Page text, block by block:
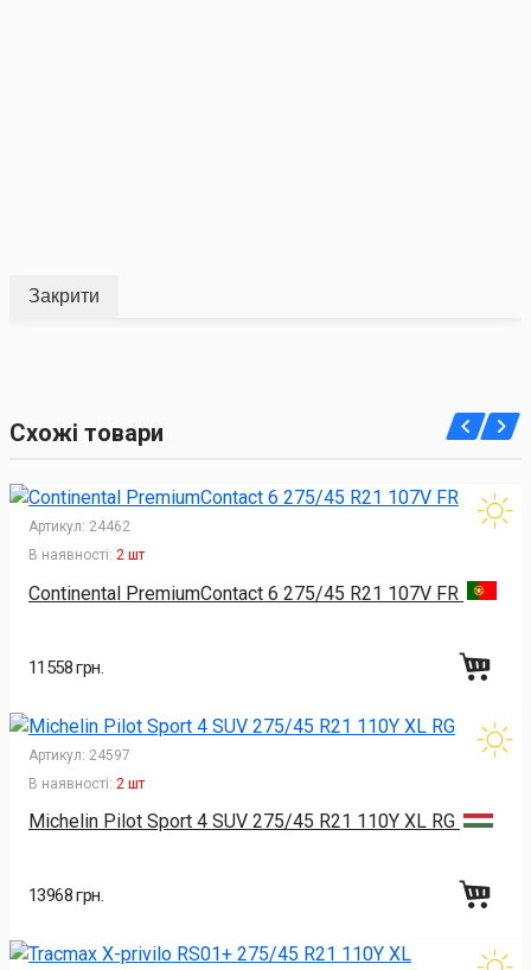
Закрити
Схожі товари
Артикул: 24462
В наявності: 2 шт
Continental PremiumContact 6 275/45 R21 107V FR
11558 грн.
Артикул: 24597
В наявності: 2 шт
Michelin Pilot Sport 4 SUV 275/45 R21 110Y XL RG
13968 грн.